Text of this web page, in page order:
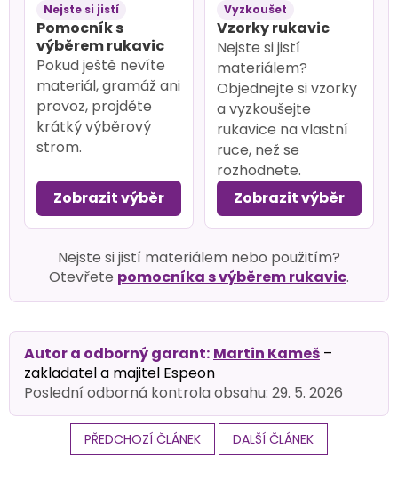
Nejste si jistí
Pomocník s
výběrem rukavic
Pokud ještě nevíte
materiál, gramáž ani
provoz, projděte
krátký výběrový
strom.
Zobrazit výběr
Vyzkoušet
Vzorky rukavic
Nejste si jistí
materiálem?
Objednejte si vzorky
a vyzkoušejte
rukavice na vlastní
ruce, než se
rozhodnete.
Zobrazit výběr
Nejste si jistí materiálem nebo použitím?
Otevřete pomocníka s výběrem rukavic.
Autor a odborný garant: Martin Kameš –
zakladatel a majitel Espeon
Poslední odborná kontrola obsahu: 29. 5. 2026
PŘEDCHOZÍ ČLÁNEK DALŠÍ ČLÁNEK